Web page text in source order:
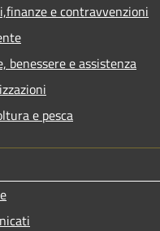
e contravvenzioni
benessere e assistenza
e pesca